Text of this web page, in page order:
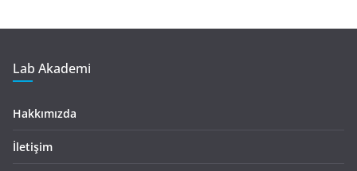
Lab Akademi
Hakkımızda
İletişim